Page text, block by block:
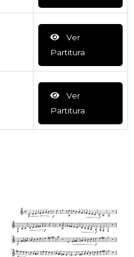
Ver
Partitura
Ver
Partitura